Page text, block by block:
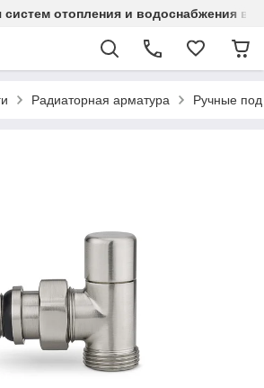
отопления и водоснабжения в
Радиаторная арматура Ручные